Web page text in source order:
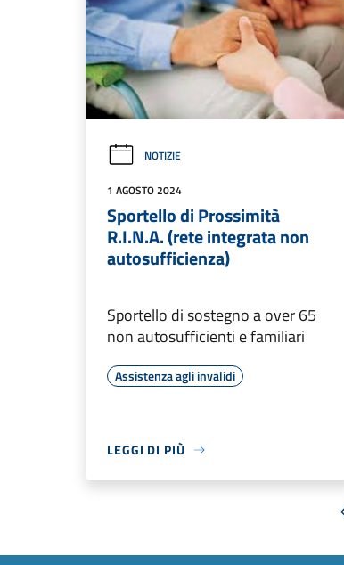
NOTIZIE
1 AGOSTO 2024
Sportello di Prossimità
R.I.N.A. (rete integrata non
autosufficienza)
Sportello di sostegno a over 65
non autosufficienti e familiari
Assistenza agli invalidi
LEGGI DI PIÙ